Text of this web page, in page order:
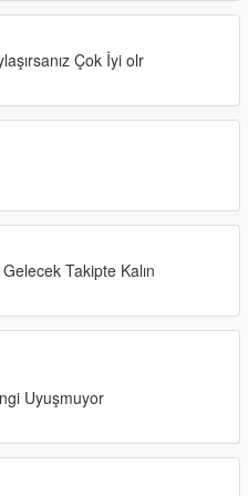
page.)
Çok İyi olr
Takipte Kalın
Uyuşmuyor